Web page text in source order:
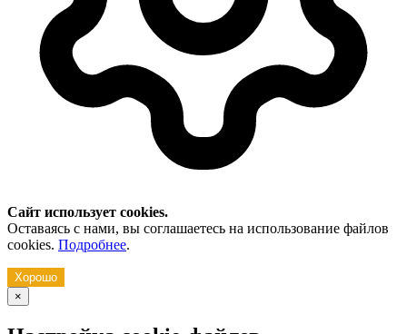
Сайт использует cookies.
Оставаясь с нами, вы соглашаетесь на использование файлов
cookies. Подробнее.
Хорошо
×